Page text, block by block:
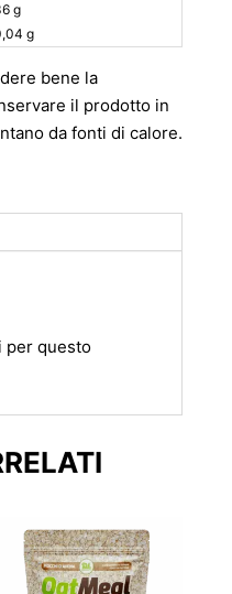
g
g
bene la
il prodotto in
da fonti di calore.
per questo